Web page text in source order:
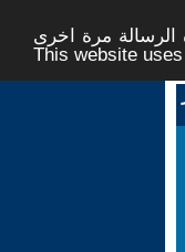
مرة اخرى -
This website